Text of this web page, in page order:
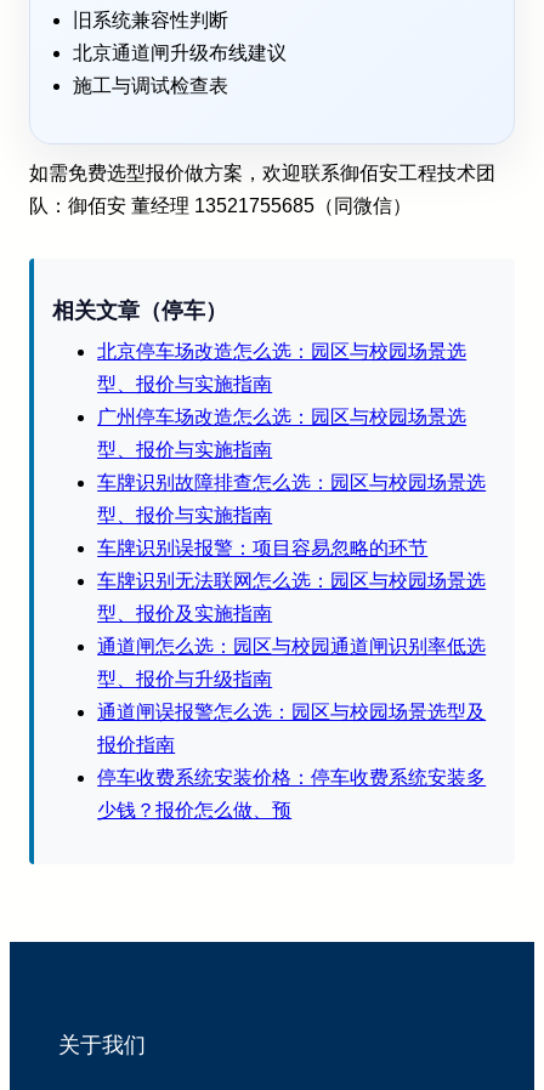
旧系统兼容性判断
北京通道闸升级布线建议
施工与调试检查表
如需免费选型报价做方案，欢迎联系御佰安工程技术团
队：御佰安 董经理 13521755685（同微信）
相关文章（停车）
北京停车场改造怎么选：园区与校园场景选
型、报价与实施指南
广州停车场改造怎么选：园区与校园场景选
型、报价与实施指南
车牌识别故障排查怎么选：园区与校园场景选
型、报价与实施指南
车牌识别误报警：项目容易忽略的环节
车牌识别无法联网怎么选：园区与校园场景选
型、报价及实施指南
通道闸怎么选：园区与校园通道闸识别率低选
型、报价与升级指南
通道闸误报警怎么选：园区与校园场景选型及
报价指南
停车收费系统安装价格：停车收费系统安装多
少钱？报价怎么做、预
关于我们